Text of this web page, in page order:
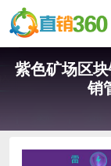
紫色矿场区
销